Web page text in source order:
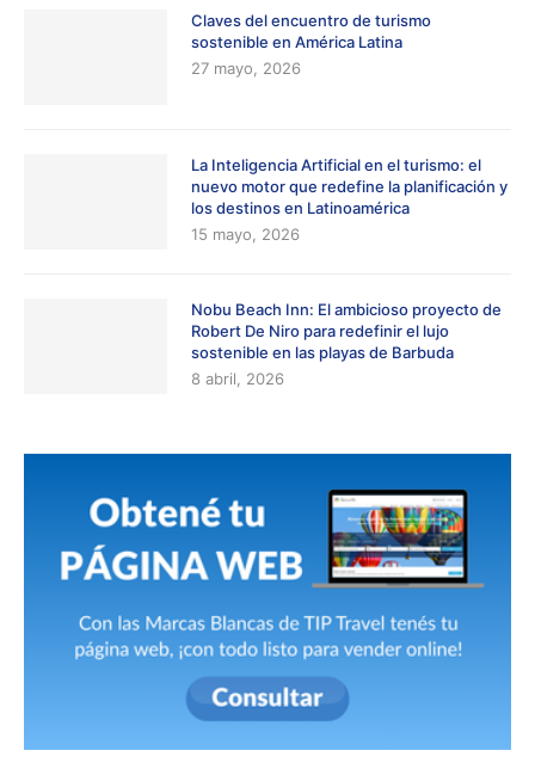
Claves del encuentro de turismo
sostenible en América Latina
27 mayo, 2026
La Inteligencia Artificial en el turismo: el
nuevo motor que redefine la planificación y
los destinos en Latinoamérica
15 mayo, 2026
Nobu Beach Inn: El ambicioso proyecto de
Robert De Niro para redefinir el lujo
sostenible en las playas de Barbuda
8 abril, 2026